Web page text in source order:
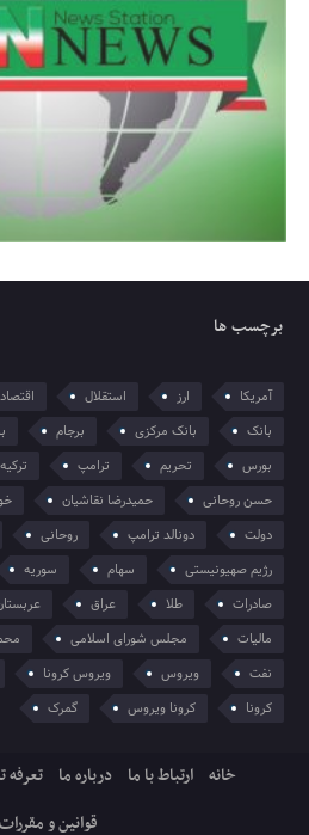
برچسب ها
آمریکا ارز استقلال اقتصاد
بانک
بانک مرکزی برجام
بورس
تحریم ترامپ ترکیه
حسن روحانی
حمیدرضا نقاشیان
دولت
دونالد ترامپ روحانی
رژیم صهیونیستی
سهام سوریه
صادرات
طلا عراق
مالیات
مجلس شورای اسلامی
نفت
ویروس ویروس کرونا
کرونا
کرونا ویروس گمرک
خانه ارتباط با ما درباره ما تعرفه
قوانین و مقررات